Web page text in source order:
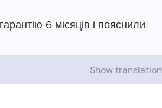
6 місяців і пояснили
Show translation